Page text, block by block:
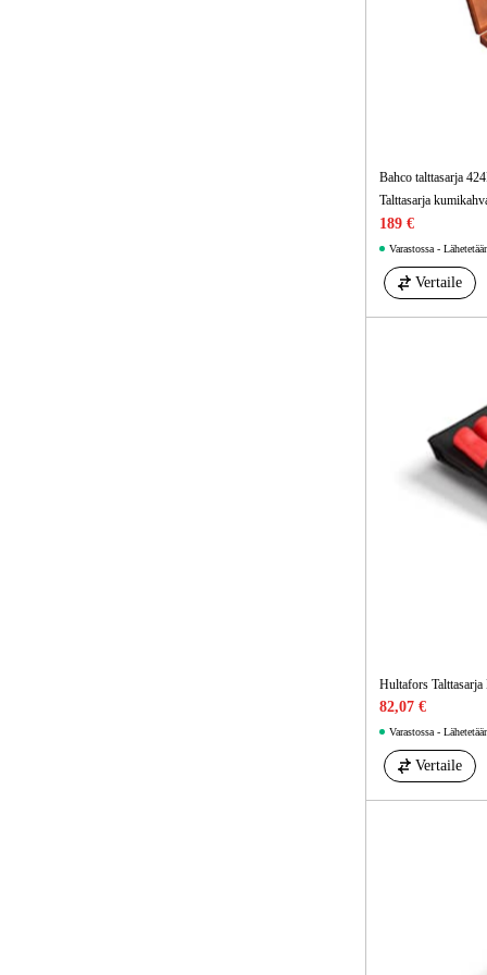
Bahco talttasarja
Talttasarja
189 €
Varastossa -
Vertaile
Hultafors
82,07 €
Varastossa -
Vertaile